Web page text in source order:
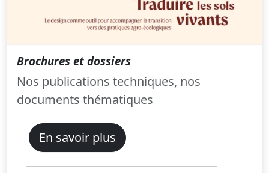
Brochures et dossiers
Nos publications techniques, nos
documents thématiques
En savoir plus